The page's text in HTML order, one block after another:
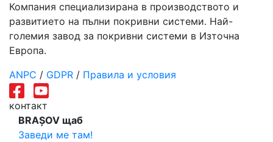
Компания специализирана в производството и
развитието на пълни покривни системи. Най-
големия завод за покривни системи в Източна
Европа.
ANPC / GDPR / Правила и условия
контакт
BRAȘOV щаб
Заведи ме там!